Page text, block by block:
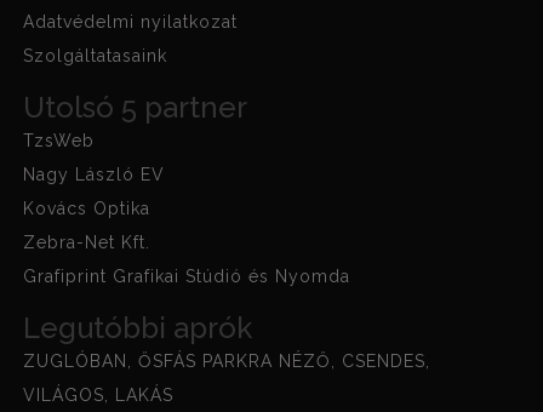
Adatvédelmi nyilatkozat
Szolgáltatasaink
Utolsó 5 partner
TzsWeb
Nagy László EV
Kovács Optika
Zebra-Net Kft.
Grafiprint Grafikai Stúdió és Nyomda
Legutóbbi aprók
ZUGLÓBAN, ŐSFÁS PARKRA NÉZŐ, CSENDES,
VILÁGOS, LAKÁS